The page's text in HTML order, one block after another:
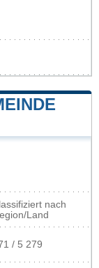
nach
Land
/ 5 279